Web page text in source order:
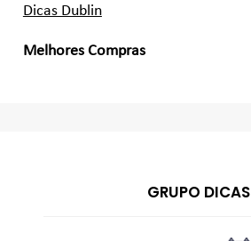
Dicas Dublin
Melhores Compras
GRUPO DICAS